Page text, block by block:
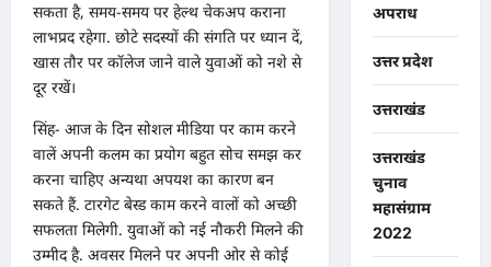
सकता है, समय-समय पर हेल्थ चेकअप कराना
लाभप्रद रहेगा. छोटे सदस्यों की संगति पर ध्यान दें,
खास तौर पर कॉलेज जाने वाले युवाओं को नशे से
दूर रखें।
सिंह- आज के दिन सोशल मीडिया पर काम करने
वालें अपनी कलम का प्रयोग बहुत सोच समझ कर
करना चाहिए अन्यथा अपयश का कारण बन
सकते हैं. टारगेट बेस्ड काम करने वालों को अच्छी
सफलता मिलेगी. युवाओं को नई नौकरी मिलने की
उम्मीद है. अवसर मिलने पर अपनी ओर से कोई
अपराध
उत्तर प्रदेश
उत्तराखंड
उत्तराखंड
चुनाव
महासंग्राम
2022